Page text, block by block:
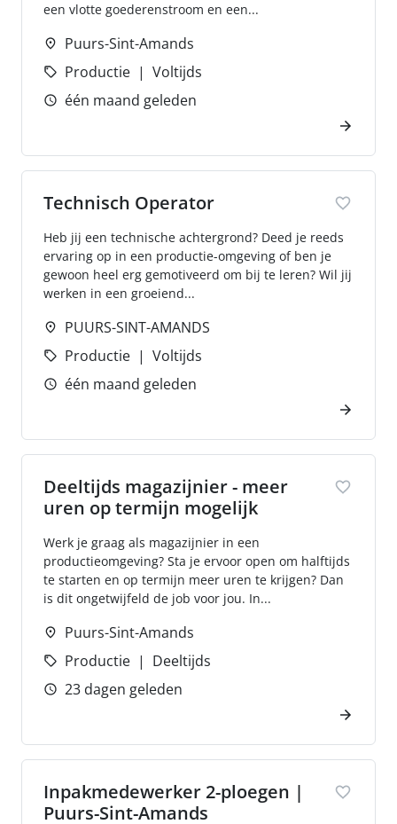
een vlotte goederenstroom en een...
Puurs-Sint-Amands
Productie
Voltijds
één maand geleden
Technisch Operator
Heb jij een technische achtergrond? Deed je reeds
ervaring op in een productie-omgeving of ben je
gewoon heel erg gemotiveerd om bij te leren? Wil jij
werken in een groeiend...
PUURS-SINT-AMANDS
Productie
Voltijds
één maand geleden
Deeltijds magazijnier - meer
uren op termijn mogelijk
Werk je graag als magazijnier in een
productieomgeving? Sta je ervoor open om halftijds
te starten en op termijn meer uren te krijgen? Dan
is dit ongetwijfeld de job voor jou. In...
Puurs-Sint-Amands
Productie
Deeltijds
23 dagen geleden
Inpakmedewerker 2-ploegen |
Puurs-Sint-Amands